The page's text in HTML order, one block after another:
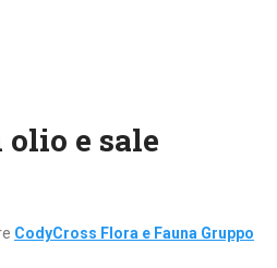
olio e sale
CodyCross Flora e Fauna Gruppo